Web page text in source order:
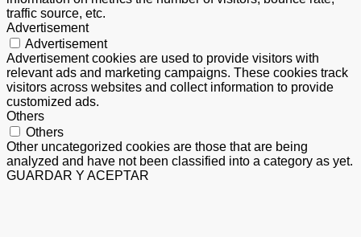
traffic source, etc.
Advertisement
Advertisement
Advertisement cookies are used to provide visitors with
relevant ads and marketing campaigns. These cookies track
visitors across websites and collect information to provide
customized ads.
Others
Others
Other uncategorized cookies are those that are being
analyzed and have not been classified into a category as yet.
GUARDAR Y ACEPTAR